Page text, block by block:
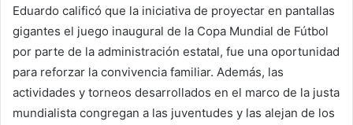
Eduardo calificó que la iniciativa de proyectar en pantallas
gigantes el juego inaugural de la Copa Mundial de Fútbol
por parte de la administración estatal, fue una oportunidad
para reforzar la convivencia familiar. Además, las
actividades y torneos desarrollados en el marco de la justa
mundialista congregan a las juventudes y las alejan de los